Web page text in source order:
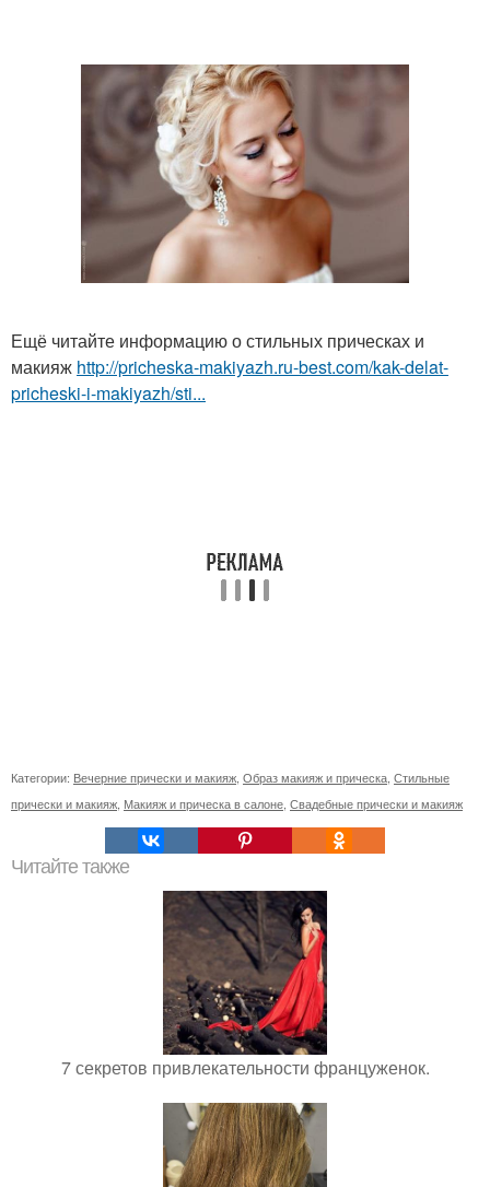
Ещё читайте информацию о стильных прическах и
макияж http://pricheska-makiyazh.ru-best.com/kak-delat-
pricheski-i-makiyazh/sti...
Категории: Вечерние прически и макияж Образ макияж и прическа Стильные
прически и макияж Макияж и прическа в салоне Свадебные прически и макияж
Читайте также
7 секретов привлекательности француженок.